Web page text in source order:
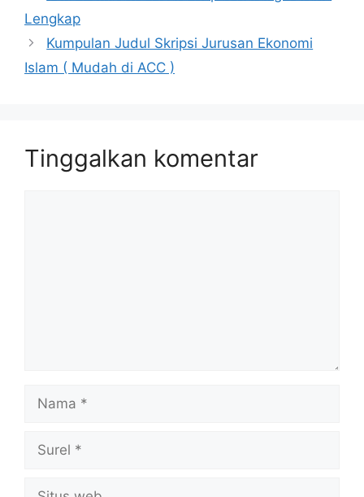
Lengkap
Kumpulan Judul Skripsi Jurusan Ekonomi
Islam ( Mudah di ACC )
Tinggalkan komentar